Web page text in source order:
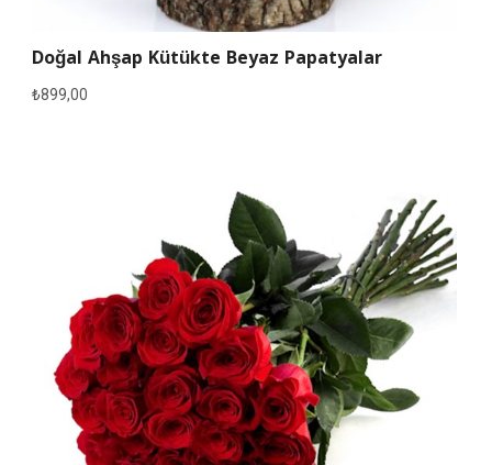
Doğal Ahşap Kütükte Beyaz Papatyalar
₺899,00